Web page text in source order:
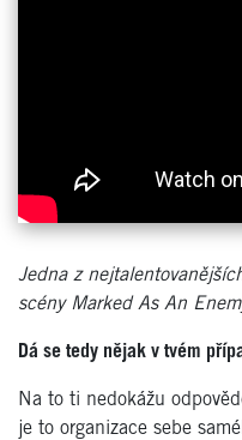
Jedna z
scény Marked As An
Dá se tedy nějak v tvém
Na to ti nedokážu
je to organizace sebe